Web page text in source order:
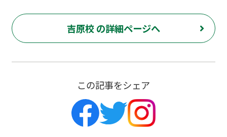
吉原校 の詳細ページへ
この記事をシェア